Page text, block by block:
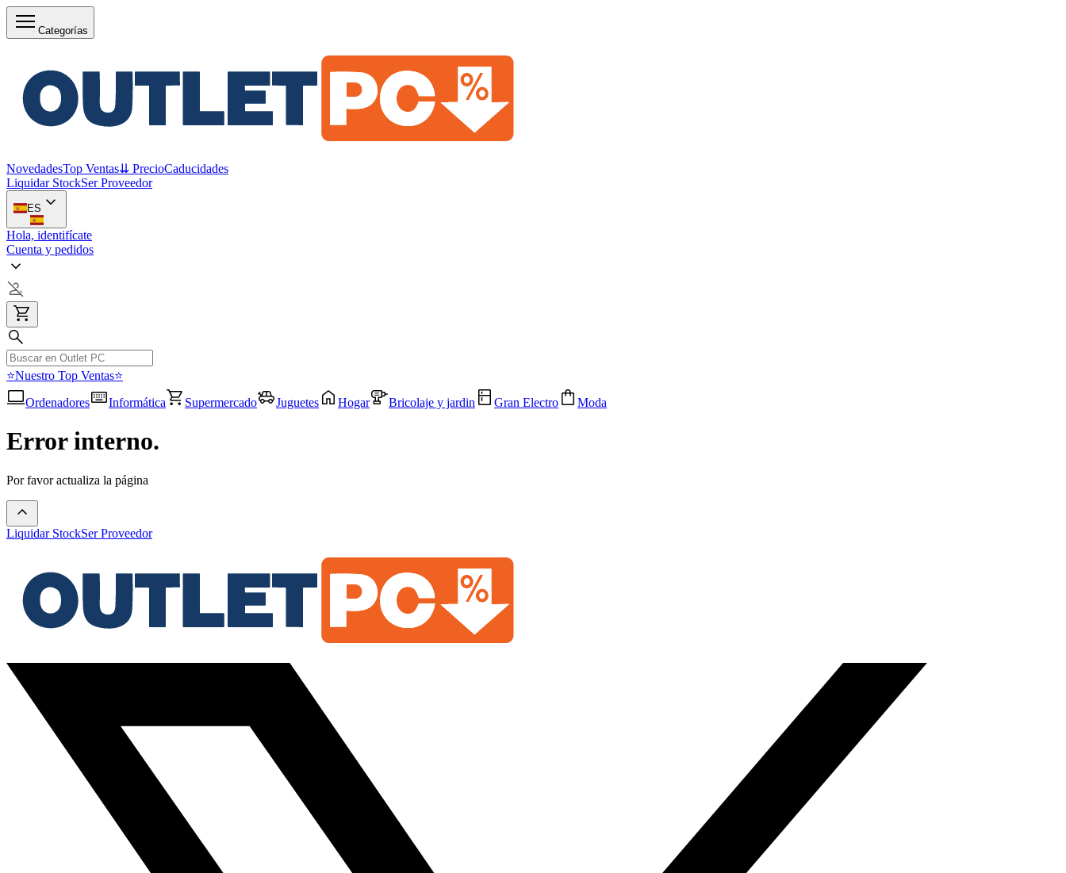
Categorías
NovedadesTop Ventas⇊ PrecioCaducidades
Liquidar StockSer Proveedor
ES
Hola, identifícate
Cuenta y pedidos
⭐Nuestro Top Ventas⭐
Ordenadores
Informática Supermercado Juguetes Hogar Bricolaje y jardin Gran Electro Moda
Error interno.
Por favor actualiza la página
Liquidar StockSer Proveedor